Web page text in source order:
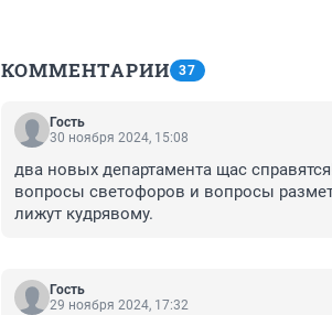
КОММЕНТАРИИ 37
Гость
30 ноября 2024, 15:08
два новых департамента щас
вопросы светофоров и вопросы
лижут кудрявому.
Гость
29 ноября 2024, 17:32